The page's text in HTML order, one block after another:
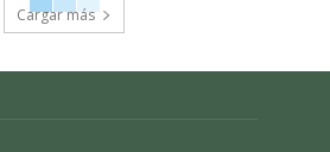
Cargar más